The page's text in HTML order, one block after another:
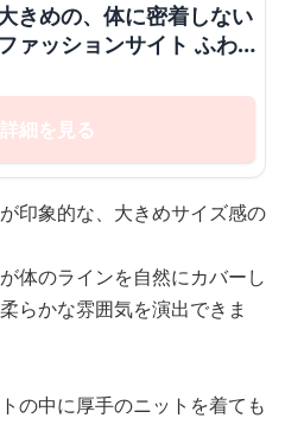
きめの、体に密着しない
ァッションサイト ふわ
ート
細を見る
印象的な、大きめサイズ感の
体のラインを自然にカバーし
らかな雰囲気を演出できま
の中に厚手のニットを着ても